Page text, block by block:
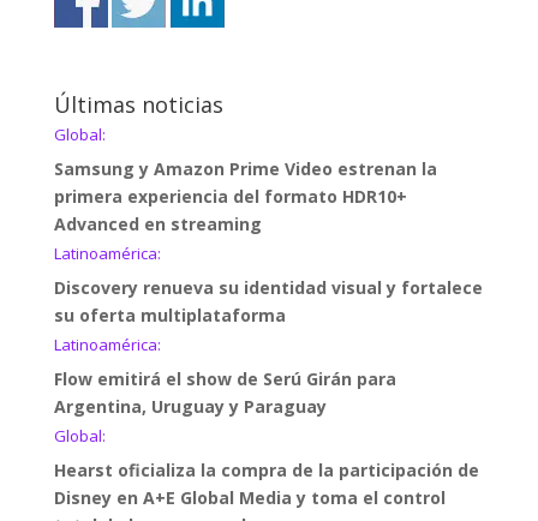
Últimas noticias
Global:
Samsung y Amazon Prime Video estrenan la
primera experiencia del formato HDR10+
Advanced en streaming
Latinoamérica:
Discovery renueva su identidad visual y fortalece
su oferta multiplataforma
Latinoamérica:
Flow emitirá el show de Serú Girán para
Argentina, Uruguay y Paraguay
Global:
Hearst oficializa la compra de la participación de
Disney en A+E Global Media y toma el control